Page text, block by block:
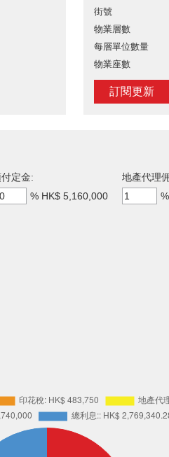
街號
物業層數
每層單位數量
物業座數
訂閱更新
定金:
% HK$ 5,160,000
地產代理
%